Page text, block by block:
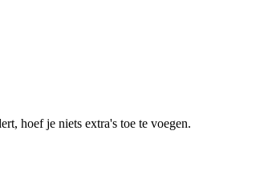
hoef je niets extra's toe te voegen.